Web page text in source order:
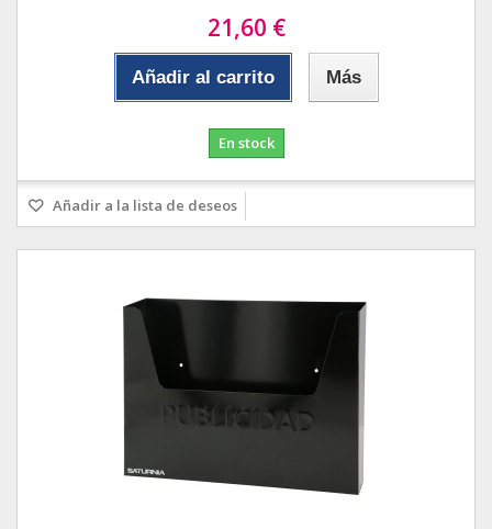
21,60 €
Añadir al carrito Más
En stock
Añadir a la lista de deseos